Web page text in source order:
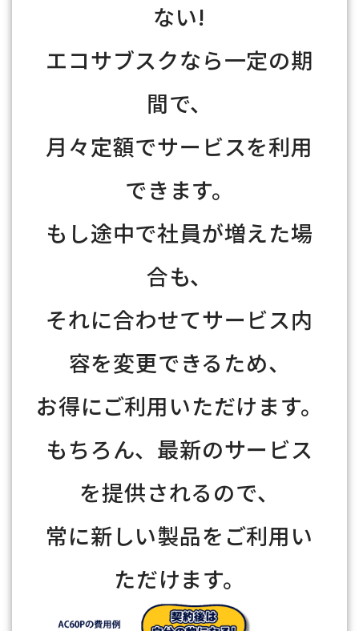
ない!
エコサブスクなら一定の期
間で、
月々定額でサービスを利用
できます。
もし途中で社員が増えた場
合も、
それに合わせてサービス内
容を変更できるため、
お得にご利用いただけます。
もちろん、最新のサービス
を提供されるので、
常に新しい製品をご利用い
ただけます。